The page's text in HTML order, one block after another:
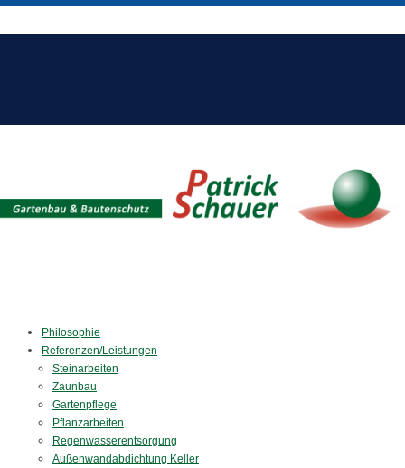
Philosophie
Referenzen/Leistungen
Steinarbeiten
Zaunbau
Gartenpflege
Pflanzarbeiten
Regenwasserentsorgung
Außenwandabdichtung Keller